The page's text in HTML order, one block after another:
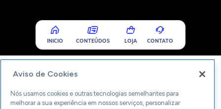
INICIO CONTEÚDOS LOJA CONTATO
Aviso de Cookies
Nós usamos cookies e outras tecnologias semelhantes para
melhorar a sua experiência em nossos serviços, personalizar